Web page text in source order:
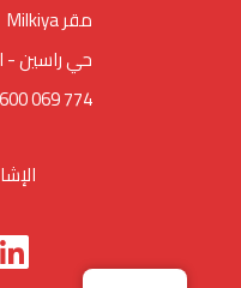
Milkiya مقر
حي راسين -
069 774